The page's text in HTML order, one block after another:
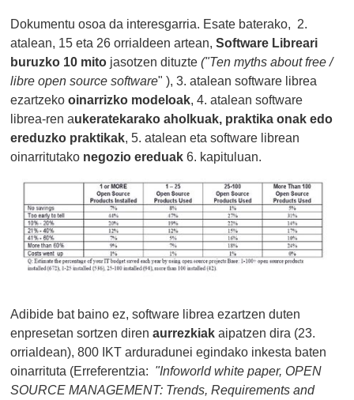
Dokumentu osoa da interesgarria. Esate baterako, 2.
atalean, 15 eta 26 orrialdeen artean,Software Libreari
buruzko 10 mito jasotzen dituzte ("Ten myths about free /
libre open source software" ), 3. atalean software librea
ezartzekooinarrizko modeloak, 4. atalean software
librea-ren aukeratekarako aholkuak, praktika onak edo
ereduzko praktikak, 5. atalean eta software librean
oinarritutako negozio ereduak 6. kapituluan.
Adibide bat baino ez, software librea ezartzen duten
enpresetan sortzen direnaurrezkiakaipatzen dira (23.
orrialdean), 800 IKT arduradunei egindako inkesta baten
oinarrituta (Erreferentzia: "Infoworld white paper, OPEN
SOURCE MANAGEMENT: Trends, Requirements and